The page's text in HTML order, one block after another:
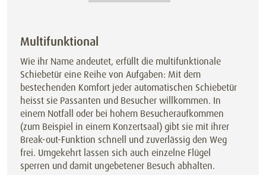
Multi­funktional
Wie ihr Name andeutet, erfüllt die multifunktionale
Schiebetür eine Reihe von Aufgaben: Mit dem
bestechenden Komfort jeder automatischen Schiebetür
heisst sie Passanten und Besucher willkommen. In
einem Notfall oder bei hohem Besucheraufkommen
(zum Beispiel in einem Konzertsaal) gibt sie mit ihrer
Break-out-Funktion schnell und zuverlässig den Weg
frei. Umgekehrt lassen sich auch einzelne Flügel
sperren und damit ungebetener Besuch abhalten.